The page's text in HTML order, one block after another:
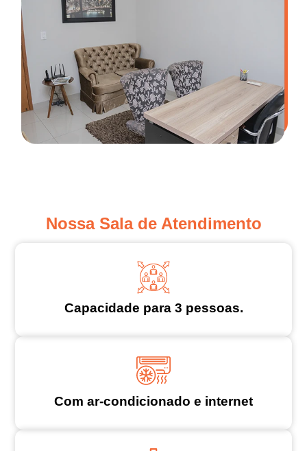
Nossa Sala de Atendimento
Capacidade para 3 pessoas.
Com ar-condicionado e internet